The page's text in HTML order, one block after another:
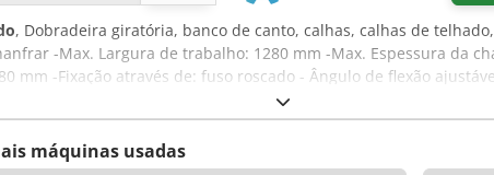
, Dobradeira giratória, banco de canto, calhas, calhas de
-Max. Largura de trabalho: 1280 mm -Max. Espessura da
mm -Fixação através de: fuso roscado - Ângulo de flexão
Abusrf -Dimensões: 1850/600/H1240 mm -Peso: 380 kg
máquinas usadas